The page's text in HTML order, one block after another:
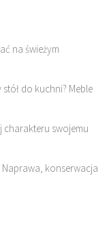
na świeżym
do kuchni? Meble
charakteru swojemu
konserwacja